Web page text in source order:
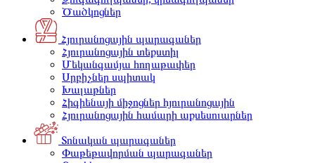
Ծածկոցներ
Հյուրանոցային պարագաներ
Հյուրանոցային տեքստիլ
Մեկանգամյա հողաթափեր
Սրբիչներ սպիտակ
Խալաթներ
Հիգիենայի միջոցներ հյուրանոցային
Հյուրանոցային համարի աքսեսուարներ
Տոնական պարագաներ
Փաթեթավորման պարագաներ